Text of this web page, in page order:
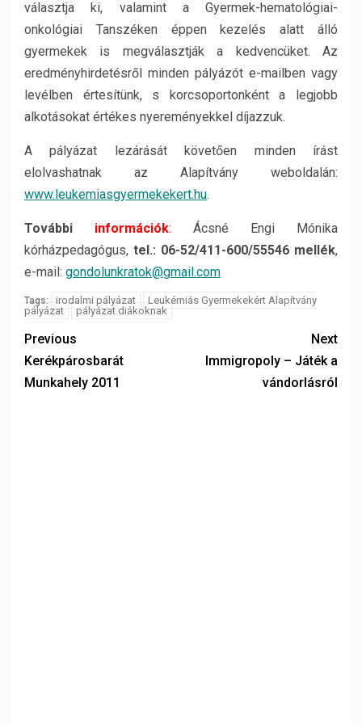
választja ki, valamint a Gyermek-hematológiai-
onkológiai Tanszéken éppen kezelés alatt álló
gyermekek is megválasztják a kedvencüket. Az
eredményhirdetésről minden pályázót e-mailben vagy
levélben értesítünk, s korcsoportonként a legjobb
alkotásokat értékes nyereményekkel díjazzuk.
A pályázat lezárását követően minden írást
elolvashatnak az Alapítvány weboldalán:
www.leukemiasgyermekekert.hu.
További információk: Ácsné Engi Mónika
kórházpedagógus, tel.: 06-52/411-600/55546 mellék,
e-mail: gondolunkratok@gmail.com
Tags: irodalmi pályázat
Leukémiás Gyermekekért Alapítvány
pályázat
pályázat diákoknak
Previous
Kerékpárosbarát
Munkahely 2011
Next
Immigropoly – Játék a
vándorlásról